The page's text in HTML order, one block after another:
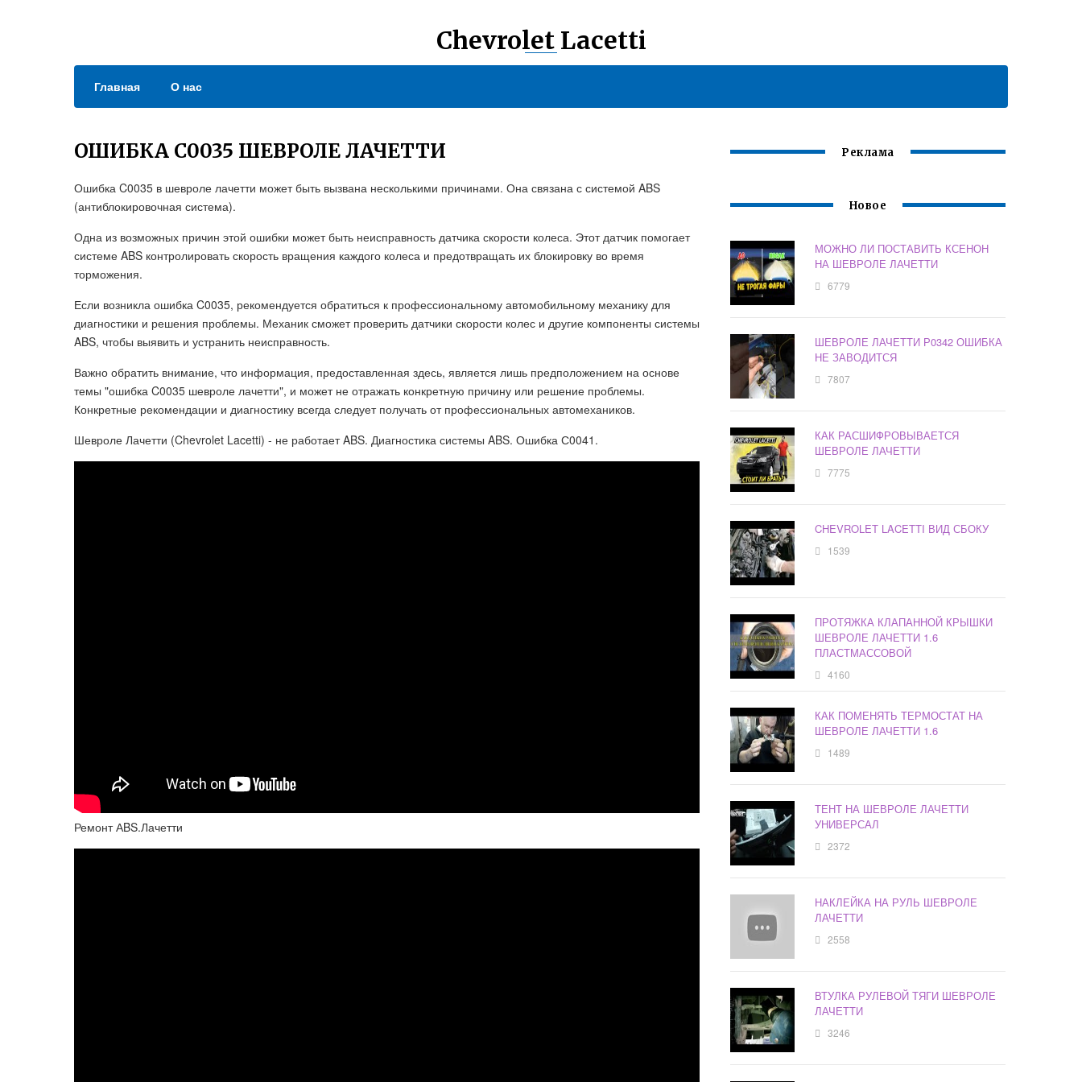
Chevrolet Lacetti
Главная О нас
ОШИБКА С0035 ШЕВРОЛЕ ЛАЧЕТТИ
Ошибка C0035 в шевроле лачетти может быть вызвана несколькими причинами. Она связана с системой ABS
(антиблокировочная система).
Одна из возможных причин этой ошибки может быть неисправность датчика скорости колеса. Этот датчик помогает
системе ABS контролировать скорость вращения каждого колеса и предотвращать их блокировку во время
торможения.
Если возникла ошибка C0035, рекомендуется обратиться к профессиональному автомобильному механику для
диагностики и решения проблемы. Механик сможет проверить датчики скорости колес и другие компоненты системы
ABS, чтобы выявить и устранить неисправность.
Важно обратить внимание, что информация, предоставленная здесь, является лишь предположением на основе
темы "ошибка C0035 шевроле лачетти", и может не отражать конкретную причину или решение проблемы.
Конкретные рекомендации и диагностику всегда следует получать от профессиональных автомехаников.
Шевроле Лачетти (Chevrolet Lacetti) - не работает ABS. Диагностика системы ABS. Ошибка С0041.
Ремонт АBS.Лачетти
Реклама
Новое
МОЖНО ЛИ ПОСТАВИТЬ КСЕНОН
НА ШЕВРОЛЕ ЛАЧЕТТИ
6779
ШЕВРОЛЕ ЛАЧЕТТИ Р0342 ОШИБКА
НЕ ЗАВОДИТСЯ
7807
КАК РАСШИФРОВЫВАЕТСЯ
ШЕВРОЛЕ ЛАЧЕТТИ
7775
CHEVROLET LACETTI ВИД СБОКУ
1539
ПРОТЯЖКА КЛАПАННОЙ КРЫШКИ
ШЕВРОЛЕ ЛАЧЕТТИ 1.6
ПЛАСТМАССОВОЙ
4160
КАК ПОМЕНЯТЬ ТЕРМОСТАТ НА
ШЕВРОЛЕ ЛАЧЕТТИ 1.6
1489
ТЕНТ НА ШЕВРОЛЕ ЛАЧЕТТИ
УНИВЕРСАЛ
2372
НАКЛЕЙКА НА РУЛЬ ШЕВРОЛЕ
ЛАЧЕТТИ
2558
ВТУЛКА РУЛЕВОЙ ТЯГИ ШЕВРОЛЕ
ЛАЧЕТТИ
3246